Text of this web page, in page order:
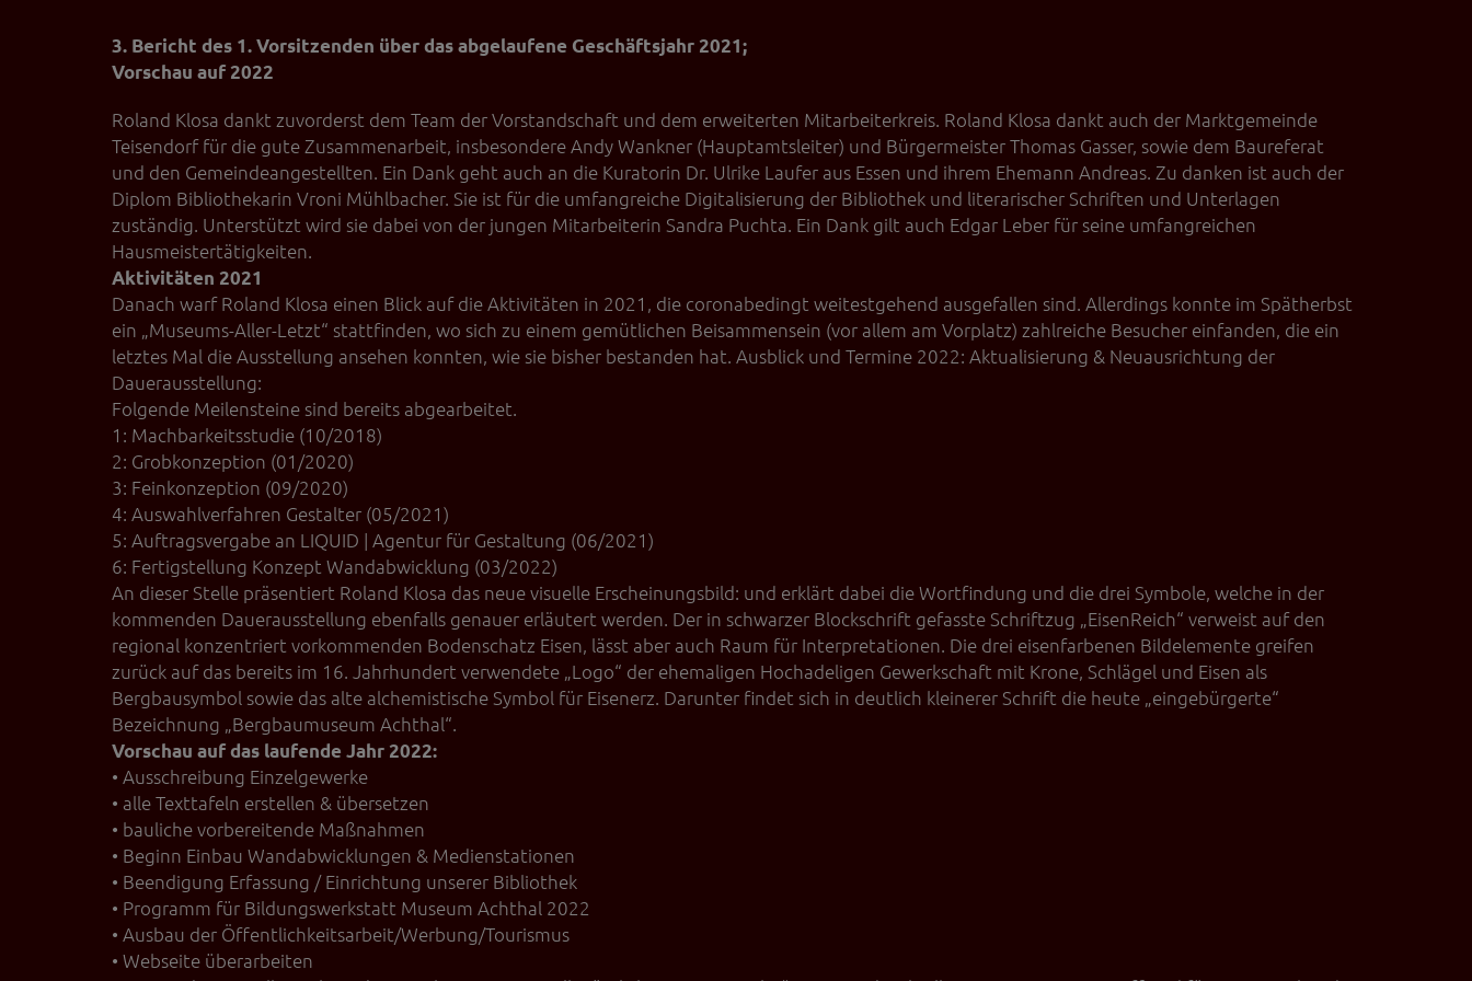
Datenschutzmodus. Dieser Modus bewirkt laut YouTube, dass YouTube keine Informationen über die Besucher auf dieser
Website speichert, bevor diese sich das Video ansehen.
Optional sind externe Inhalte auf den Seiten dieser Website eingebunden. Das können Kartendienste wie z.B. Google Maps
sein oder auch Anwendungen einer externen Website.
3. Bericht des 1. Vorsitzenden über das abgelaufene Geschäftsjahr 2021;
Vorschau auf 2022
Roland Klosa dankt zuvorderst dem Team der Vorstandschaft und dem erweiterten Mitarbeiterkreis. Roland Klosa dankt auch der Marktgemeinde
Teisendorf für die gute Zusammenarbeit, insbesondere Andy Wankner (Hauptamtsleiter) und Bürgermeister Thomas Gasser, sowie dem Baureferat
und den Gemeindeangestellten. Ein Dank geht auch an die Kuratorin Dr. Ulrike Laufer aus Essen und ihrem Ehemann Andreas. Zu danken ist auch der
Diplom Bibliothekarin Vroni Mühlbacher. Sie ist für die umfangreiche Digitalisierung der Bibliothek und literarischer Schriften und Unterlagen
zuständig. Unterstützt wird sie dabei von der jungen Mitarbeiterin Sandra Puchta. Ein Dank gilt auch Edgar Leber für seine umfangreichen
Hausmeistertätigkeiten.
Aktivitäten 2021
Danach warf Roland Klosa einen Blick auf die Aktivitäten in 2021, die coronabedingt weitestgehend ausgefallen sind. Allerdings konnte im Spätherbst
ein „Museums-Aller-Letzt“ stattfinden, wo sich zu einem gemütlichen Beisammensein (vor allem am Vorplatz) zahlreiche Besucher einfanden, die ein
letztes Mal die Ausstellung ansehen konnten, wie sie bisher bestanden hat. Ausblick und Termine 2022: Aktualisierung & Neuausrichtung der
Dauerausstellung:
Folgende Meilensteine sind bereits abgearbeitet.
1: Machbarkeitsstudie (10/2018)
2: Grobkonzeption (01/2020)
3: Feinkonzeption (09/2020)
4: Auswahlverfahren Gestalter (05/2021)
5: Auftragsvergabe an LIQUID | Agentur für Gestaltung (06/2021)
6: Fertigstellung Konzept Wandabwicklung (03/2022)
An dieser Stelle präsentiert Roland Klosa das neue visuelle Erscheinungsbild: und erklärt dabei die Wortfindung und die drei Symbole, welche in der
kommenden Dauerausstellung ebenfalls genauer erläutert werden. Der in schwarzer Blockschrift gefasste Schriftzug „EisenReich“ verweist auf den
regional konzentriert vorkommenden Bodenschatz Eisen, lässt aber auch Raum für Interpretationen. Die drei eisenfarbenen Bildelemente greifen
zurück auf das bereits im 16. Jahrhundert verwendete „Logo“ der ehemaligen Hochadeligen Gewerkschaft mit Krone, Schlägel und Eisen als
Bergbausymbol sowie das alte alchemistische Symbol für Eisenerz. Darunter findet sich in deutlich kleinerer Schrift die heute „eingebürgerte“
Bezeichnung „Bergbaumuseum Achthal“.
Vorschau auf das laufende Jahr 2022:
• Ausschreibung Einzelgewerke
• alle Texttafeln erstellen & übersetzen
• bauliche vorbereitende Maßnahmen
• Beginn Einbau Wandabwicklungen & Medienstationen
• Beendigung Erfassung / Einrichtung unserer Bibliothek
• Programm für Bildungswerkstatt Museum Achthal 2022
• Ausbau der Öffentlichkeitsarbeit/Werbung/Tourismus
• Webseite überarbeiten